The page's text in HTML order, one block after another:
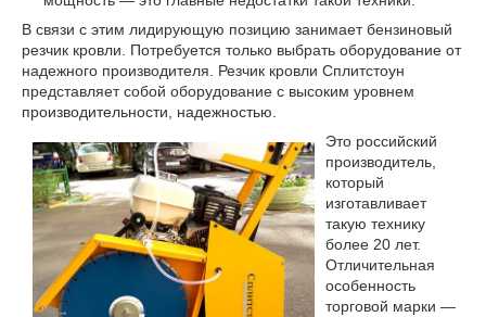
В связи с этим лидирующую позицию занимает бензиновый
резчик кровли. Потребуется только выбрать оборудование от
надежного производителя. Резчик кровли Сплитстоун
представляет собой оборудование с высоким уровнем
производительности, надежностью.
Это российский
производитель,
который
изготавливает
такую технику
более 20 лет.
Отличительная
особенность
торговой марки —